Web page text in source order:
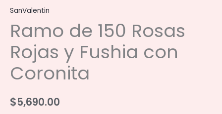
SanValentin
Ramo de 150 Rosas
Rojas y Fushia con
Coronita
$5,690.00